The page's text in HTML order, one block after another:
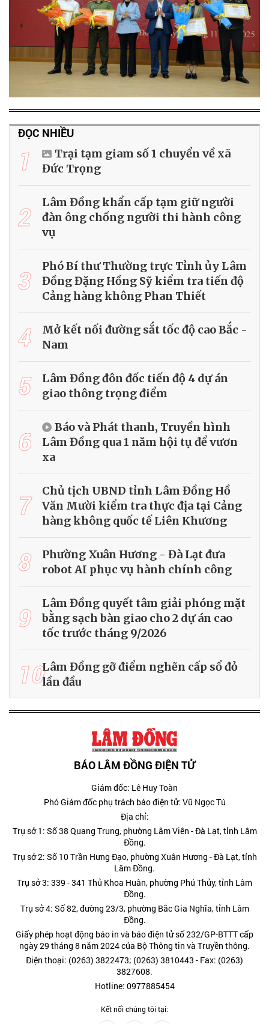
ĐỌC NHIỀU
1
Trại tạm giam số 1 chuyển về xã
Đức Trọng
2
Lâm Đồng khẩn cấp tạm giữ người
đàn ông chống người thi hành công
vụ
3
Phó Bí thư Thường trực Tỉnh ủy Lâm
Đồng Đặng Hồng Sỹ kiểm tra tiến độ
Cảng hàng không Phan Thiết
4
Mở kết nối đường sắt tốc độ cao Bắc -
Nam
5
Lâm Đồng đôn đốc tiến độ 4 dự án
giao thông trọng điểm
6
Báo và Phát thanh, Truyền hình
Lâm Đồng qua 1 năm hội tụ để vươn
xa
7
Chủ tịch UBND tỉnh Lâm Đồng Hồ
Văn Mười kiểm tra thực địa tại Cảng
hàng không quốc tế Liên Khương
8
Phường Xuân Hương - Đà Lạt đưa
robot AI phục vụ hành chính công
9
Lâm Đồng quyết tâm giải phóng mặt
bằng sạch bàn giao cho 2 dự án cao
tốc trước tháng 9/2026
10Lâm Đồng gỡ điểm nghẽn cấp sổ đỏ
lần đầu
BÁO LÂM ĐỒNG ĐIỆN TỬ
Giám đốc: Lê Huy Toàn
Phó Giám đốc phụ trách báo điện tử: Vũ Ngọc Tú
Địa chỉ:
Trụ sở 1: Số 38 Quang Trung, phường Lâm Viên - Đà Lạt, tỉnh Lâm
Đồng.
Trụ sở 2: Số 10 Trần Hưng Đạo, phường Xuân Hương - Đà Lạt, tỉnh
Lâm Đồng.
Trụ sở 3: 339 - 341 Thủ Khoa Huân, phường Phú Thủy, tỉnh Lâm
Đồng.
Trụ sở 4: Số 82, đường 23/3, phường Bắc Gia Nghĩa, tỉnh Lâm
Đồng.
Giấy phép hoạt động báo in và báo điện tử số 232/GP-BTTT cấp
ngày 29 tháng 8 năm 2024 của Bộ Thông tin và Truyền thông.
Điện thoại: (0263) 3822473; (0263) 3810443 - Fax: (0263)
3827608.
Hotline: 0977885454
Kết nối chúng tôi tại: